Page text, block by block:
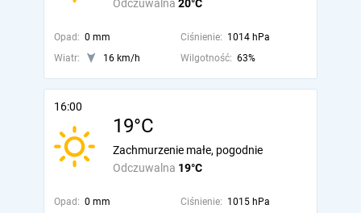
Odczuwalna 20°C
Opad: 0 mm Ciśnienie: 1014 hPa
Wiatr:
16 km/h Wilgotność: 63%
16:00
19°C
Odczuwalna 19°C
Zachmurzenie małe, pogodnie
Opad: 0 mm Ciśnienie: 1015 hPa